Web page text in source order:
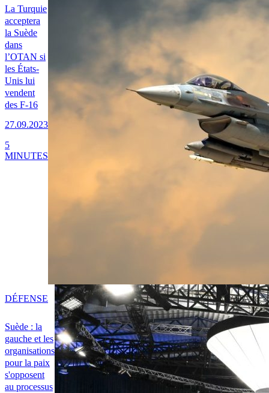
La Turquie
acceptera
la Suède
dans
l’OTAN si
les États-
Unis lui
vendent
des F-16
27.09.2023
5
MINUTES
Suède : la
gauche et les
organisations
pour la paix
s'opposent
au processus
DÉFENSE